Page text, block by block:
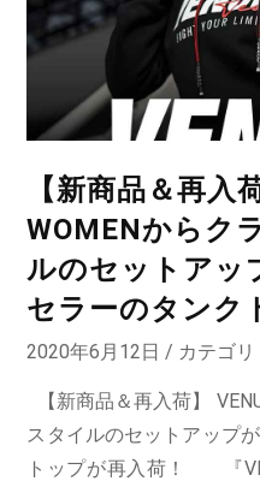
【新商品＆再入
WOMENからク
ルのセットアッ
セラーのタンク
2020年6月12日 / カテゴリ
【新商品＆再入荷】
スタイルのセットアップ
トップが再入荷！ 『